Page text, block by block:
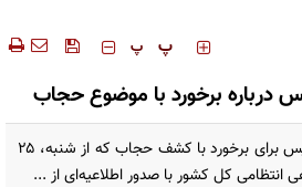
‍‍‍ پ پ
یک روز پس از اجرای طرح پلیس برای برخورد با کشف حجاب که از شنبه، ۲۵
انتظامی کل کشور با صدور اطلاعیه‌ای از ...